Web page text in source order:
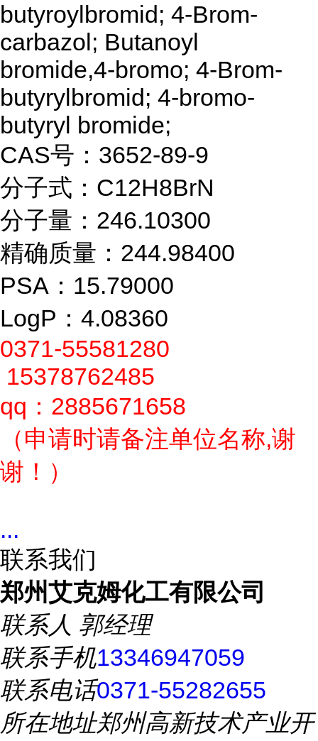
butyroylbromid; 4-Brom-
carbazol; Butanoyl
bromide,4-bromo; 4-Brom-
butyrylbromid; 4-bromo-
butyryl bromide;
CAS号：3652-89-9
分子式：C12H8BrN
分子量：246.10300
精确质量：244.98400
PSA：15.79000
LogP：4.08360
0371-55581280
15378762485
qq：2885671658
（申请时请备注单位名称,谢
谢！）
...
联系我们
郑州艾克姆化工有限公司
联系人 郭经理
联系手机13346947059
联系电话0371-55282655
所在地址郑州高新技术产业开